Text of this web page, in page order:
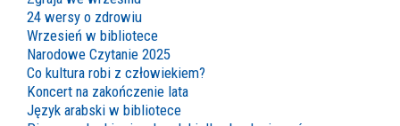
24 wersy o zdrowiu
Wrzesień w bibliotece
Narodowe Czytanie 2025
Co kultura robi z człowiekiem?
Koncert na zakończenie lata
Język arabski w bibliotece